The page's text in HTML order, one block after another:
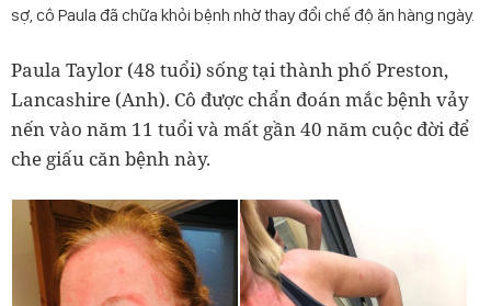
sợ, cô Paula đã chữa khỏi bệnh nhờ thay đổi chế độ ăn hàng ngày.
Paula Taylor (48 tuổi) sống tại thành phố Preston,
Lancashire (Anh). Cô được chẩn đoán mắc bệnh vảy
nến vào năm 11 tuổi và mất gần 40 năm cuộc đời để
che giấu căn bệnh này.